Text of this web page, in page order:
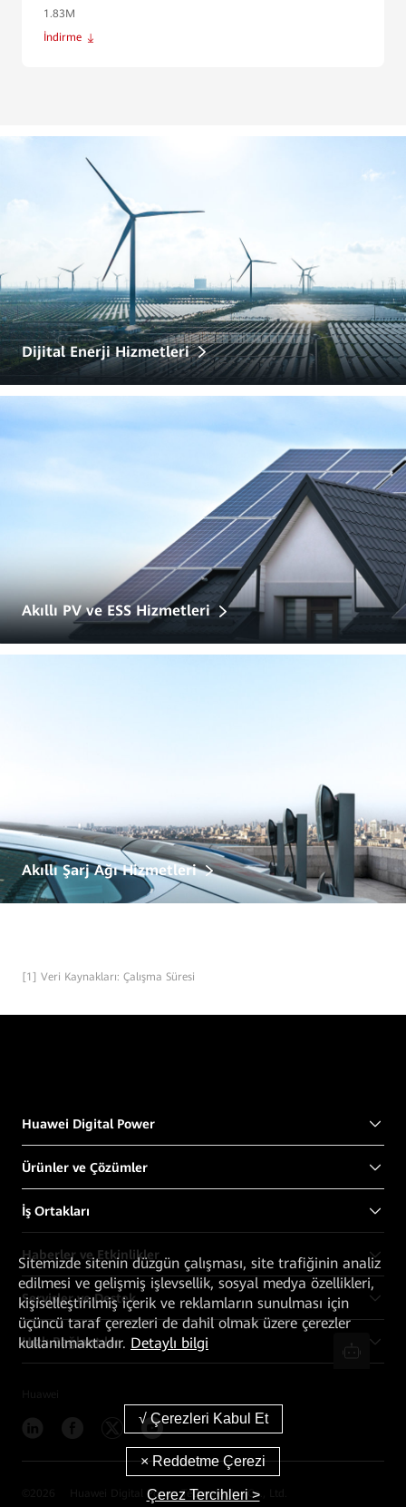
1.83M
İndirme
Dijital Enerji Hizmetleri
Akıllı PV ve ESS Hizmetleri
Akıllı Şarj Ağı Hizmetleri
[1] Veri Kaynakları: Çalışma Süresi
Huawei Digital Power
Ürünler ve Çözümler
İş Ortakları
Haberler ve Etkinlikler
Servisler ve Destek
Hızlı Bağlantılar
Huawei Digital Power Technologies Co., Ltd.
Sitemizde sitenin düzgün çalışması, site trafiğinin analiz
edilmesi ve gelişmiş işlevsellik, sosyal medya özellikleri,
kişiselleştirilmiş içerik ve reklamların sunulması için
üçüncü taraf çerezleri de dahil olmak üzere çerezler
kullanılmaktadır. Detaylı bilgi
Çerez Tercihleri >